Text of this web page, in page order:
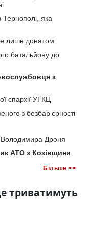
Тернополі, яка
лише донатом
батальйону до
з
єпархії УГКЦ
з безбар’єрності
Володимира Дроня
АТО з Козівщини
Більше >>
триватимуть